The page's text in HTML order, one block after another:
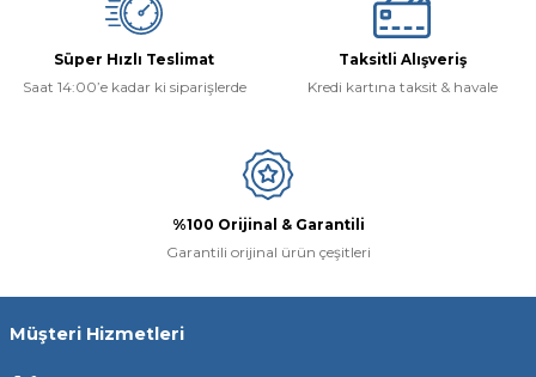
Bu ürüne benzer farklı alternatifler olmalı.
Gönder
Süper Hızlı Teslimat
Saat 14:00’e kadar ki siparişlerde
Taksitli Alışveriş
Kredi kartına taksit & havale
%100 Orijinal & Garantili
Garantili orijinal ürün çeşitleri
Müşteri Hizmetleri